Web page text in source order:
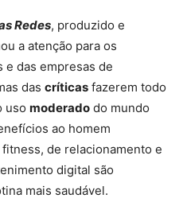
Redes, produzido e
a atenção para os
e das empresas de
das críticas fazerem todo
uso moderado do mundo
ao homem
de relacionamento e
digital são
mais saudável.